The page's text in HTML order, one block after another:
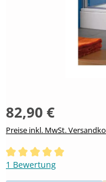
82,90 €
Preise inkl. MwSt.
Durchschnittliche
1 Bewertung